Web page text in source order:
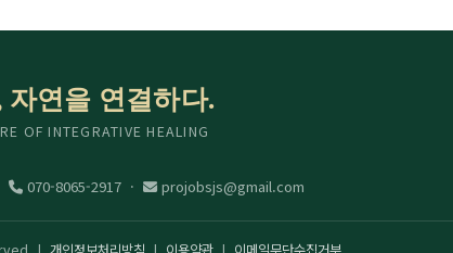
연을 연결하다.
OF INTEGRATIVE HEALING
070-8065-2917 · projobsjs@gmail.com